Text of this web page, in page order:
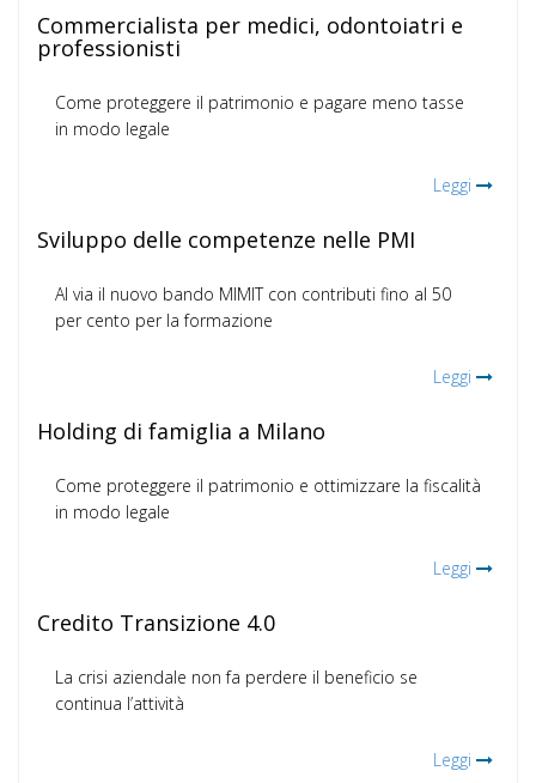
Commercialista per medici, odontoiatri e
professionisti
Come proteggere il patrimonio e pagare meno tasse
in modo legale
Leggi
Sviluppo delle competenze nelle PMI
Al via il nuovo bando MIMIT con contributi fino al 50
per cento per la formazione
Leggi
Holding di famiglia a Milano
Come proteggere il patrimonio e ottimizzare la fiscalità
in modo legale
Leggi
Credito Transizione 4.0
La crisi aziendale non fa perdere il beneficio se
continua l’attività
Leggi